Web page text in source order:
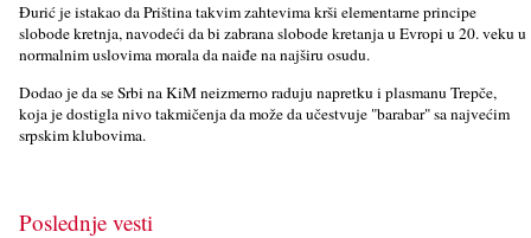
Đurić je istakao da Priština takvim zahtevima krši elementarne principe
slobode kretnja, navodeći da bi zabrana slobode kretanja u Evropi u 20. veku u
normalnim uslovima morala da naiđe na najširu osudu.
Dodao je da se Srbi na KiM neizmerno raduju napretku i plasmanu Trepče,
koja je dostigla nivo takmičenja da može da učestvuje "barabar" sa najvećim
srpskim klubovima.
Poslednje vesti